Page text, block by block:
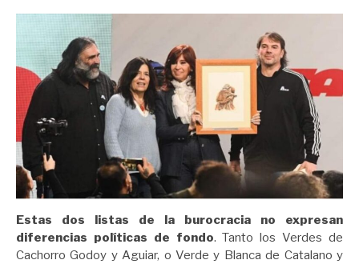
Estas dos listas de la burocracia no expresan
diferencias políticas de fondo. Tanto los Verdes de
Cachorro Godoy y Aguiar, o Verde y Blanca de Catalano y